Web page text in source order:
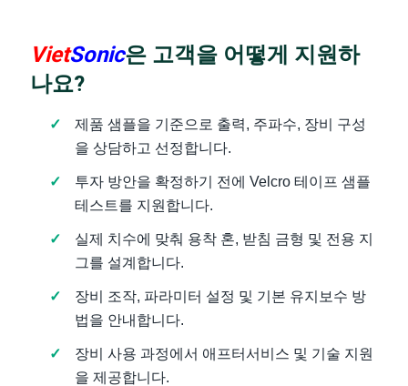
VietSonic은 고객을 어떻게 지원하
나요?
제품 샘플을 기준으로 출력, 주파수, 장비 구성
을 상담하고 선정합니다.
투자 방안을 확정하기 전에 Velcro 테이프 샘플
테스트를 지원합니다.
실제 치수에 맞춰 용착 혼, 받침 금형 및 전용 지
그를 설계합니다.
장비 조작, 파라미터 설정 및 기본 유지보수 방
법을 안내합니다.
장비 사용 과정에서 애프터서비스 및 기술 지원
을 제공합니다.